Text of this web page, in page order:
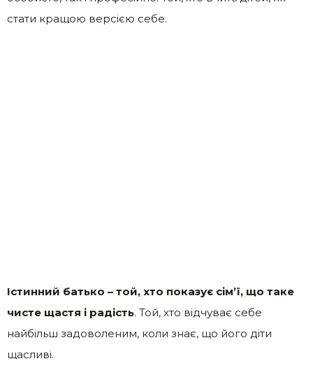
стати кращою версією себе.
Істинний батько – той, хто показує сім’ї, що таке
чисте щастя і радість. Той, хто відчуває себе
найбільш задоволеним, коли знає, що його діти
щасливі.